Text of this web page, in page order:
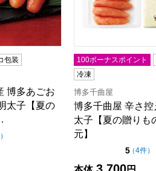
包装
博多あごお
太子【夏の
点満点中）
評価
）
100ボーナスポイント
冷凍
博多千曲屋
博多千曲屋 辛さ控
太子【夏の贈りも
元】
5点（5
（4件の
）
品から絞り込むことができます。